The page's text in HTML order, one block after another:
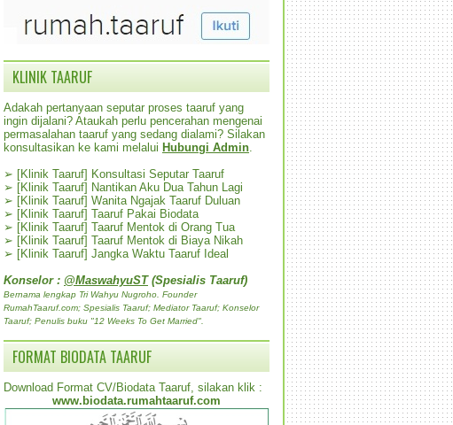
KLINIK TAARUF
Adakah pertanyaan seputar proses taaruf yang
ingin dijalani? Ataukah perlu pencerahan mengenai
permasalahan taaruf yang sedang dialami? Silakan
konsultasikan ke kami melalui Hubungi Admin
➢ [Klinik Taaruf] Konsultasi Seputar Taaruf
➢ [Klinik Taaruf] Nantikan Aku Dua Tahun Lagi
➢ [Klinik Taaruf] Wanita Ngajak Taaruf Duluan
➢ [Klinik Taaruf] Taaruf Pakai Biodata
➢ [Klinik Taaruf] Taaruf Mentok di Orang Tua
➢ [Klinik Taaruf] Taaruf Mentok di Biaya Nikah
➢ [Klinik Taaruf] Jangka Waktu Taaruf Ideal
Konselor : @MaswahyuST(Spesialis Taaruf)
Bernama lengkap Tri Wahyu Nugroho. Founder
RumahTaaruf.com; Spesialis Taaruf; Mediator Taaruf; Konselor
Taaruf; Penulis buku "12 Weeks To Get Married".
FORMAT BIODATA TAARUF
Download Format CV/Biodata Taaruf, silakan klik :
www.biodata.rumahtaaruf.com